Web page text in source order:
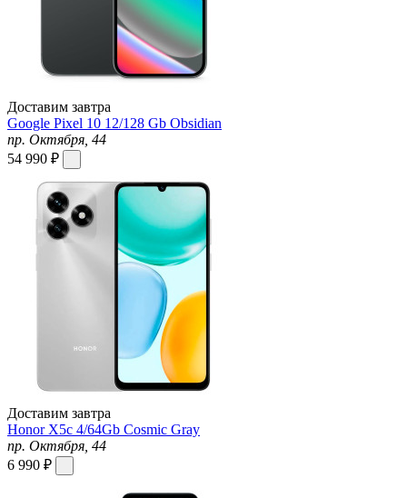
Доставим завтра
Google Pixel 10 12/128 Gb Obsidian
пр. Октября, 44
54 990 ₽
Доставим завтра
Honor X5c 4/64Gb Cosmic Gray
пр. Октября, 44
6 990 ₽